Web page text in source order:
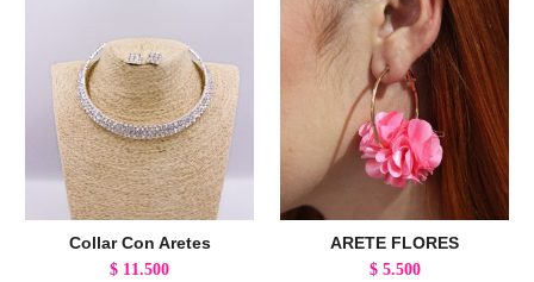
Collar Con Aretes
$ 11.500
ARETE FLORES
$5.500